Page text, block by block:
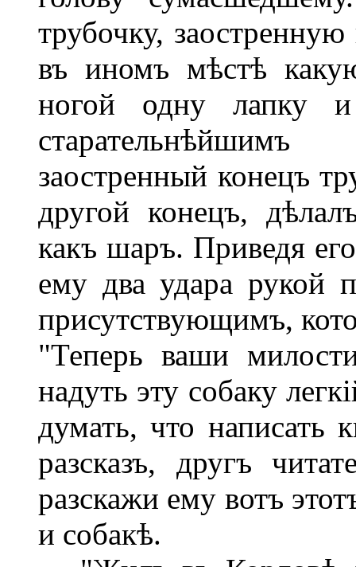
трубочку,
въ иномъ мѣстѣ
ногой одну лапку
заостренный конецъ
другой конецъ,
какъ шаръ. Приведя
ему два удара рукой
присутствующимъ,
"Теперь ваши
надуть эту собаку
думать, что написать
разсказъ, другъ
разскажи ему вотъ
и собакѣ.